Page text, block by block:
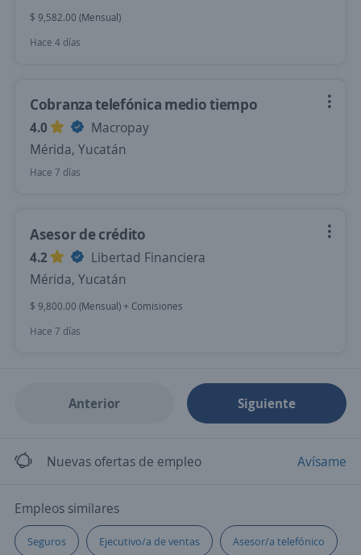
$ 9,582.00 (Mensual)
Hace 4 días
Cobranza telefónica medio tiempo
4.0
Macropay
Mérida, Yucatán
Hace 7 días
Asesor de crédito
4.2
Libertad Financiera
Mérida, Yucatán
$ 9,800.00 (Mensual) + Comisiones
Hace 7 días
Anterior Siguiente
Nuevas ofertas de empleo Avísame
Empleos similares
Seguros Ejecutivo/a de ventas Asesor/a telefónico